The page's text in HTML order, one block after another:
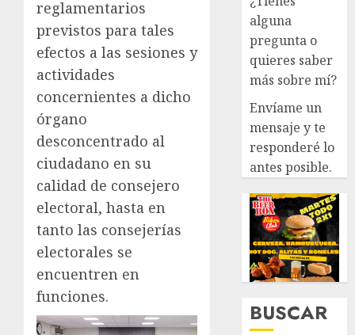
reglamentarios
previstos para tales
efectos a las sesiones y
actividades
concernientes a dicho
órgano
desconcentrado al
ciudadano en su
calidad de consejero
electoral, hasta en
tanto las consejerías
electorales se
encuentren en
funciones.
alguna
pregunta o
quieres saber
más sobre mí?
Envíame un
mensaje y te
responderé lo
antes posible.
BUSCAR